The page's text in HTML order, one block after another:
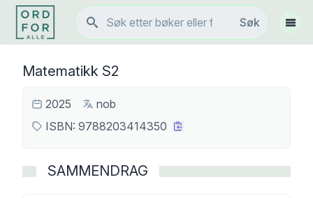
Søk
Søk
Vis
Matematikk S2
2025
nob
ISBN: 9788203414350
SAMMENDRAG